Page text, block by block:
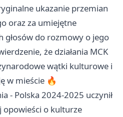
ukazanie przemian
oraz za umiejętne
głosów do rozmowy o jego
że działania MCK
wątki kulturowe i
w mieście 🔥
- Polska 2024-2025 uczynił
opowieści o kulturze